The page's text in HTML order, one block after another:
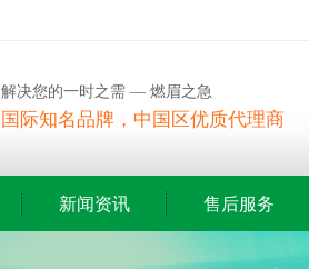
解决您的一时之需 — 燃眉之急
国际知名品牌，中国区优质代理商
新闻资讯 售后服务